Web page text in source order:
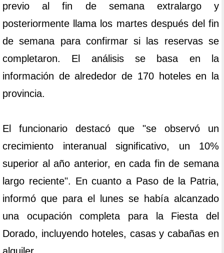
previo al fin de semana extralargo y
posteriormente llama los martes después del fin
de semana para confirmar si las reservas se
completaron. El análisis se basa en la
información de alrededor de 170 hoteles en la
provincia.
El funcionario destacó que "se observó un
crecimiento interanual significativo, un 10%
superior al año anterior, en cada fin de semana
largo reciente". En cuanto a Paso de la Patria,
informó que para el lunes se había alcanzado
una ocupación completa para la Fiesta del
Dorado, incluyendo hoteles, casas y cabañas en